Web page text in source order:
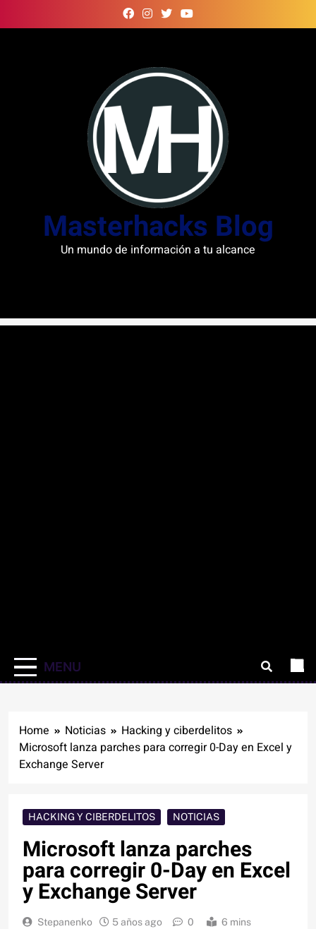
to
Masterhacks Blog
Un mundo de información a tu alcance
MENU
Home Noticias
Hacking y ciberdelitos
Microsoft lanza parches para corregir 0-Day en Excel y
Exchange Server
HACKING Y CIBERDELITOS NOTICIAS
Microsoft lanza parches
para corregir 0-Day en Excel
y Exchange Server
Stepanenko 5 años ago 0 6 mins